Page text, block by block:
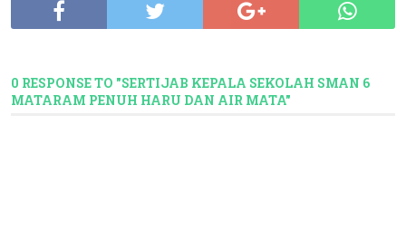
0 RESPONSE TO "SERTIJAB KEPALA SEKOLAH SMAN 6
MATARAM PENUH HARU DAN AIR MATA"